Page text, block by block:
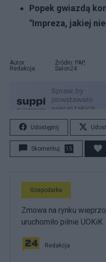
Popek gwiazdą
"Impreza, jakiej
Autor:
Redakcja
Źródło: PAP,
Salon24
Udostępnij
Skomentuj 15
Gospodarka
Zmowa na rynku
uruchomiło pilnie UOKiK
Redakcja